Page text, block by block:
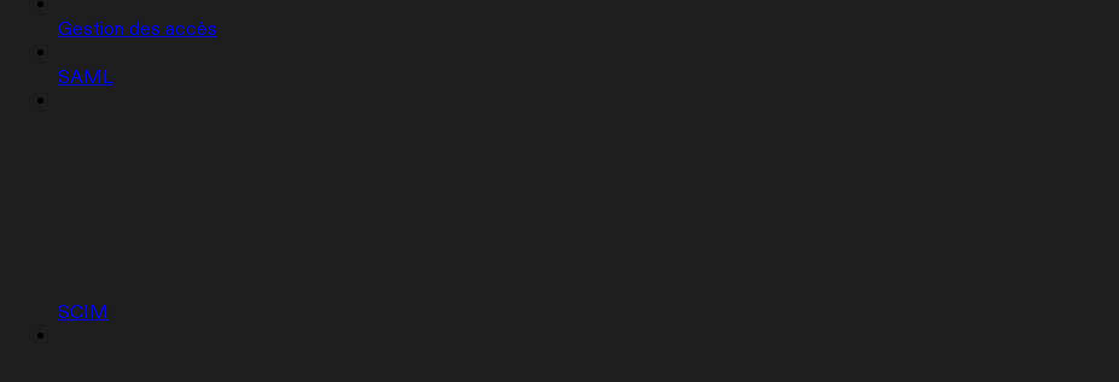
Gestion des accès
SAML
SCIM